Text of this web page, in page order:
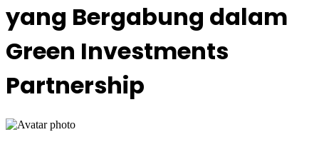
yang Bergabung dalam
Green Investments
Partnership